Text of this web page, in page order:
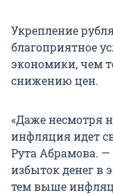
Укрепление
благоприятное
экономики, чем
снижению цен.
«Даже несмотря
инфляция идет
Рута Абрамова.
избыток денег в
тем выше